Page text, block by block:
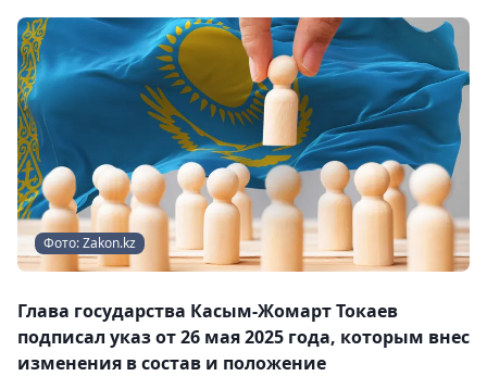
Фото: Zakon.kz
Глава государства Касым-Жомарт Токаев
подписал указ от 26 мая 2025 года, которым внес
изменения в состав и положение